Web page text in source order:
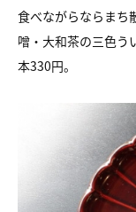
食べながらならまち
噌・大和茶の三色う
本330円。